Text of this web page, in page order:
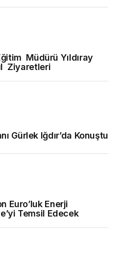
Müdürü Yıldıray
Ziyaretleri
Gürlek Iğdır’da Konuştu
Euro’luk Enerji
Temsil Edecek